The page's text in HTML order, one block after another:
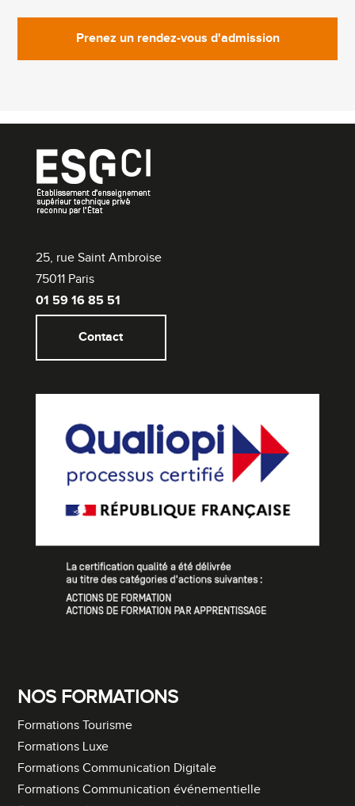
Prenez un rendez-vous d'admission
25, rue Saint Ambroise
75011 Paris
01 59 16 85 51
Contact
NOS FORMATIONS
Formations Tourisme
Formations Luxe
Formations Communication Digitale
Formations Communication événementielle